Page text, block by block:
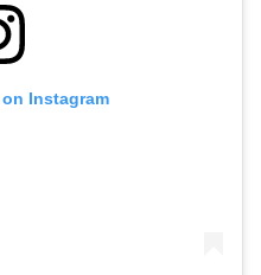
Instagram